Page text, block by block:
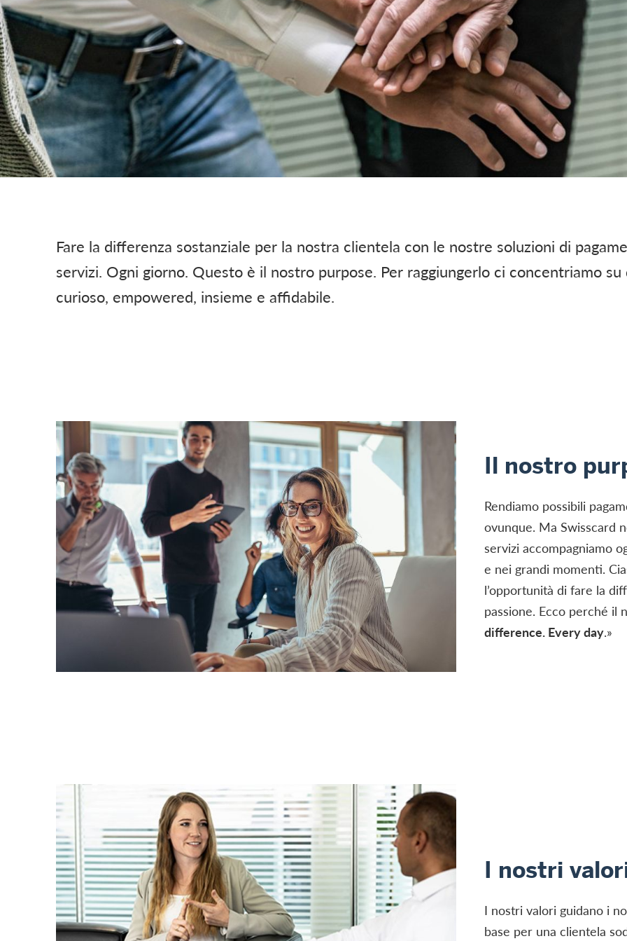
Fare la differenza sostanziale per la nostra clientela con le nostre soluzioni di
servizi. Ogni giorno. Questo è il nostro purpose. Per raggiungerlo ci concentriamo
curioso, empowered, insieme e affidabile.
Il nostro
Rendiamo possibili
ovunque. Ma Swisscard
servizi accompagniamo
e nei grandi momenti.
l’opportunità di fare la
passione. Ecco perché il
difference. Every day.»
I nostri
I nostri valori guidano i
base per una clientela